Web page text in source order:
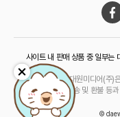
사이트 내 판매 상품 중 일부는
해당 상품의 경우 대원미디어(주)
주문, 배송 및 환불 등
©